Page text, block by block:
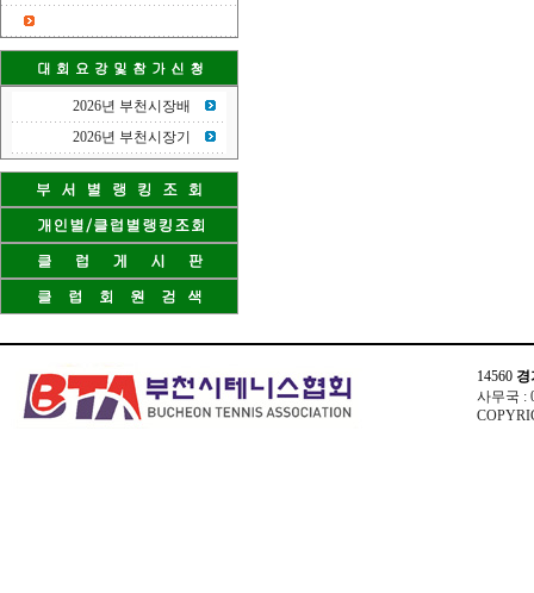
2026년 부천시장배
2026년 부천시장기
14560 경
사무국 :